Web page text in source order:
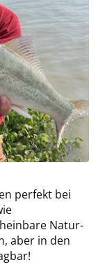
perfekt bei
Natur-
aber in den